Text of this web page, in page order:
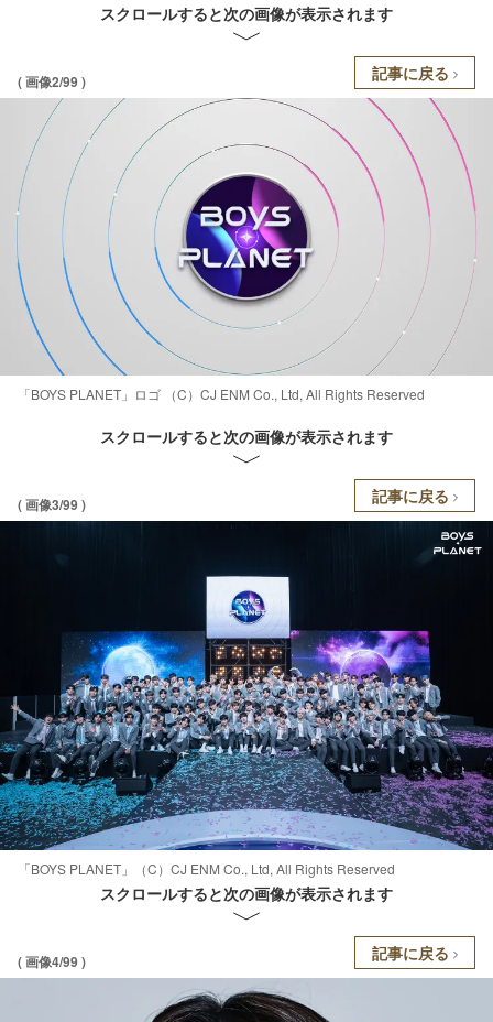
スクロールすると次の画像が表示されます
( 画像2/99 ) 記事に戻る
「BOYS PLANET」ロゴ （C）CJ ENM Co., Ltd, All Rights Reserved
スクロールすると次の画像が表示されます
( 画像3/99 ) 記事に戻る
「BOYS PLANET」（C）CJ ENM Co., Ltd, All Rights Reserved
スクロールすると次の画像が表示されます
( 画像4/99 ) 記事に戻る